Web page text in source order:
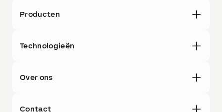
Producten
Technologieën
Over ons
Contact